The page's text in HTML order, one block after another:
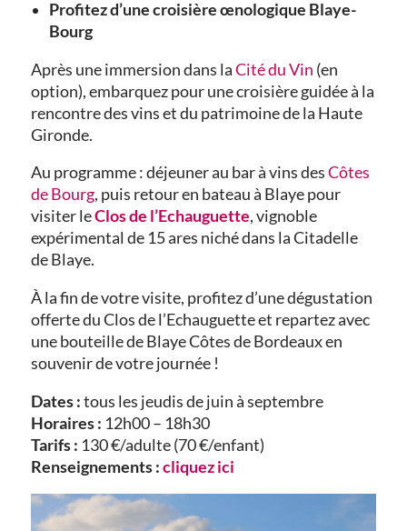
Profitez d’une croisière œnologique Blaye-
Bourg
Après une immersion dans laCité du Vin (en
option), embarquez pour une croisière guidée à la
rencontre des vins et du patrimoine de la Haute
Gironde.
Au programme : déjeuner au bar à vins desCôtes
de Bourg, puis retour en bateau à Blaye pour
visiter leClos de l’Echauguette, vignoble
expérimental de 15 ares niché dans la Citadelle
de Blaye.
À la fin de votre visite, profitez d’une dégustation
offerte du Clos de l’Echauguette et repartez avec
une bouteille de Blaye Côtes de Bordeaux en
souvenir de votre journée !
Dates :tous les jeudis de juin à septembre
Horaires : 12h00 – 18h30
Tarifs : 130 €/adulte (70 €/enfant)
Renseignements :cliquez ici